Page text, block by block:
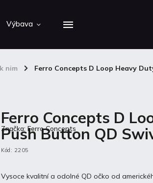
Výbava
nim / Ferro Concepts D Loop Heavy
Ferro Concepts D
Push Button QD
Kód: 2205
Vysoce kvalitní a odolné QD očko od
Značka:Ferro Concepts